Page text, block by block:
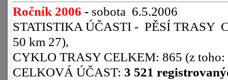
Ročník 2006 - sobota 6.5.2006
STATISTIKA ÚČASTI - PĚSÍ TRASY
50 km 27),
CYKLO TRASY CELKEM: 865 (z toho:
CELKOVÁ ÚČAST: 3 521